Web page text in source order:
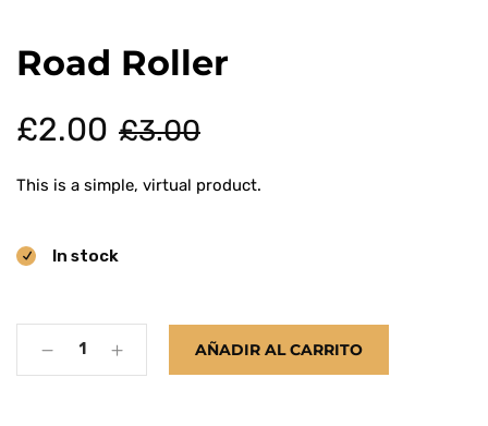
Road Roller
£3.00El
precio
£3.00.
£2.00
El
precio
£2.00.
This is a simple, virtual product.
In stock
AÑADIR AL CARRITO